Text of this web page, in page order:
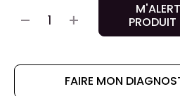
PRODUIT
FAIRE MON